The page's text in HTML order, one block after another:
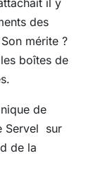
des
mérite ?
boîtes de
de
Servel sur
de la